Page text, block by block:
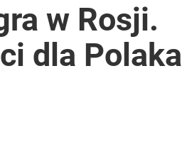
w Rosji.
dla Polaka